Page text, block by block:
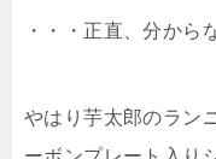
・・・正直、分から
やはり芋太郎のラン